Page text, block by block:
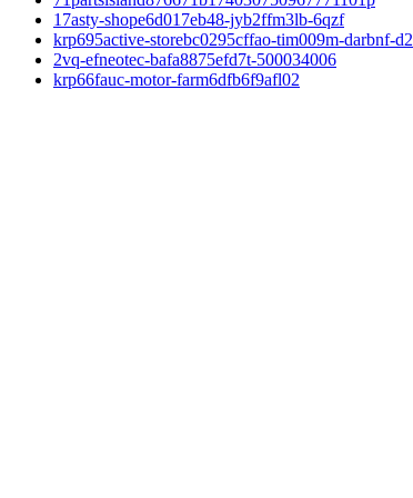
17asty-shope6d017eb48-jyb2ffm3lb-6qzf
krp695active-storebc0295cffao-tim009m-darbnf-d2
2vq-efneotec-bafa8875efd7t-500034006
krp66fauc-motor-farm6dfb6f9afl02